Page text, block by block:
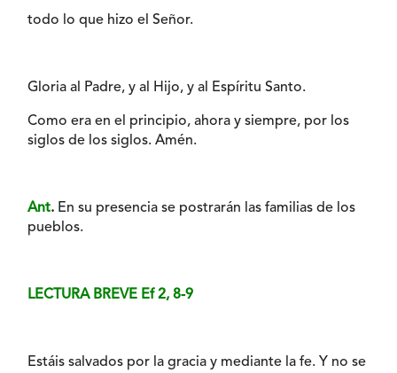
todo lo que hizo el Señor.
Gloria al Padre, y al Hijo, y al Espíritu Santo.
Como era en el principio, ahora y siempre, por los
siglos de los siglos. Amén.
Ant. En su presencia se postrarán las familias de los
pueblos.
LECTURA BREVE Ef 2, 8-9
Estáis salvados por la gracia y mediante la fe. Y no se